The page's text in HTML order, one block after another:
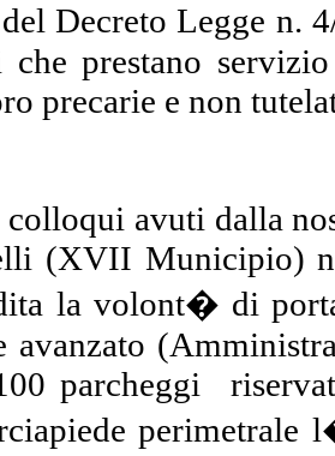
Decreto Legge n.
che prestano
precarie e non
colloqui avuti dalla
(XVII Municipio)
la volont� di
avanzato
parcheggi
perimetrale